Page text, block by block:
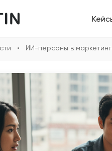
• ИИ-персоны в